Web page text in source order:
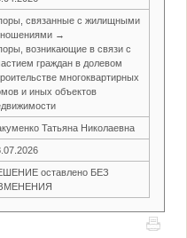
связанные с жилищными
→
возникающие в связи с
граждан в долевом
многоквартирных
и иных объектов
Татьяна Николаевна
оставлено БЕЗ